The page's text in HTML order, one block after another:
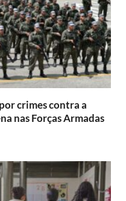
crimes contra a
nas Forças Armadas